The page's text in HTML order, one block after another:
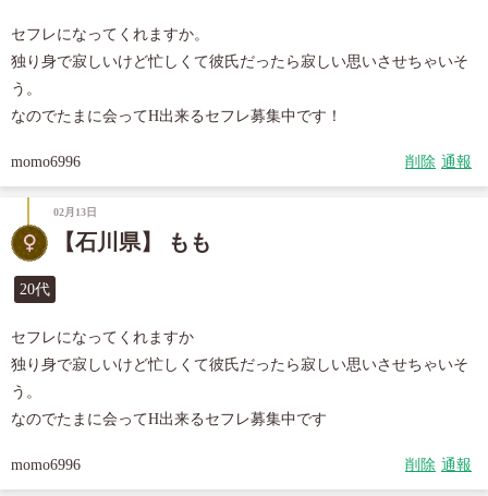
セフレになってくれますか。
独り身で寂しいけど忙しくて彼氏だったら寂しい思いさせちゃいそ
う。
なのでたまに会ってH出来るセフレ募集中です！
momo6996 削除 通報
02月13日
【石川県】 もも
20代
セフレになってくれますか
独り身で寂しいけど忙しくて彼氏だったら寂しい思いさせちゃいそ
う。
なのでたまに会ってH出来るセフレ募集中です
momo6996 削除 通報